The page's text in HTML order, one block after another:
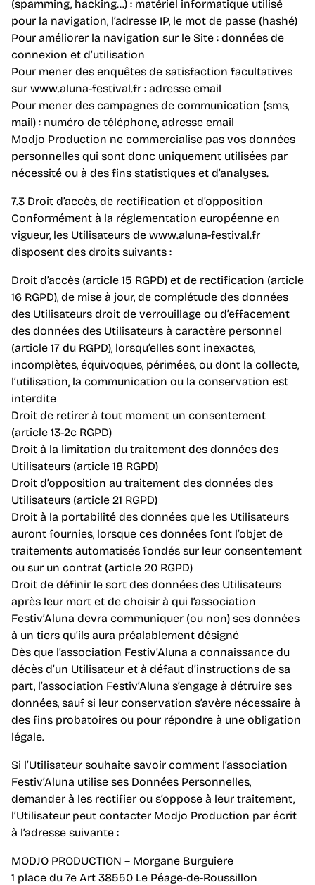
(spamming, hacking…) : matériel informatique utilisé
pour la navigation, l’adresse IP, le mot de passe (hashé)
Pour améliorer la navigation sur le Site : données de
connexion et d’utilisation
Pour mener des enquêtes de satisfaction facultatives
sur www.aluna-festival.fr : adresse email
Pour mener des campagnes de communication (sms,
mail) : numéro de téléphone, adresse email
Modjo Production ne commercialise pas vos données
personnelles qui sont donc uniquement utilisées par
nécessité ou à des fins statistiques et d’analyses.
7.3 Droit d’accès, de rectification et d’opposition
Conformément à la réglementation européenne en
vigueur, les Utilisateurs de www.aluna-festival.fr
disposent des droits suivants :
Droit d’accès (article 15 RGPD) et de rectification (article
16 RGPD), de mise à jour, de complétude des données
des Utilisateurs droit de verrouillage ou d’effacement
des données des Utilisateurs à caractère personnel
(article 17 du RGPD), lorsqu’elles sont inexactes,
incomplètes, équivoques, périmées, ou dont la collecte,
l’utilisation, la communication ou la conservation est
interdite
Droit de retirer à tout moment un consentement
(article 13-2c RGPD)
Droit à la limitation du traitement des données des
Utilisateurs (article 18 RGPD)
Droit d’opposition au traitement des données des
Utilisateurs (article 21 RGPD)
Droit à la portabilité des données que les Utilisateurs
auront fournies, lorsque ces données font l’objet de
traitements automatisés fondés sur leur consentement
ou sur un contrat (article 20 RGPD)
Droit de définir le sort des données des Utilisateurs
après leur mort et de choisir à qui l’association
Festiv’Aluna devra communiquer (ou non) ses données
à un tiers qu’ils aura préalablement désigné
Dès que l’association Festiv’Aluna a connaissance du
décès d’un Utilisateur et à défaut d’instructions de sa
part, l’association Festiv’Aluna s’engage à détruire ses
données, sauf si leur conservation s’avère nécessaire à
des fins probatoires ou pour répondre à une obligation
légale.
Si l’Utilisateur souhaite savoir comment l’association
Festiv’Aluna utilise ses Données Personnelles,
demander à les rectifier ou s’oppose à leur traitement,
l’Utilisateur peut contacter Modjo Production par écrit
à l’adresse suivante :
MODJO PRODUCTION – Morgane Burguiere
1 place du 7e Art 38550 Le Péage-de-Roussillon